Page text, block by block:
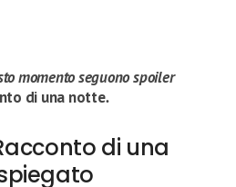
momento seguono spoiler
di una notte.
di una